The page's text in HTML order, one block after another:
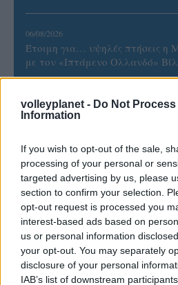
volleyplanet - Do Not Process
Information
If you wish to opt-out of the sale,
processing of your personal or
targeted advertising by us, please
section to confirm your selection.
opt-out request is processed you
interest-based ads based on
us or personal information
your opt-out. You may separately
disclosure of your personal
IAB’s list of downstream
06/08/2026
Έτοιμη για… υψηλές πτήσεις η
με τον «Ιπτάμενο Ολλανδό»
05/08/2026
Ισόπαλο το πρωτο φιλικό τεστ
Προς στρατηγική συνεργασία
Πανεπιστημίου Πατρών